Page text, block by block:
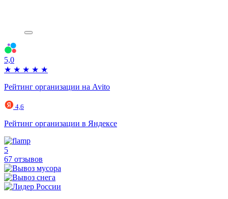
5,0
★ ★ ★ ★ ★
Рейтинг организации на Avito
4,6
Рейтинг организации в Яндексе
5
67 отзывов